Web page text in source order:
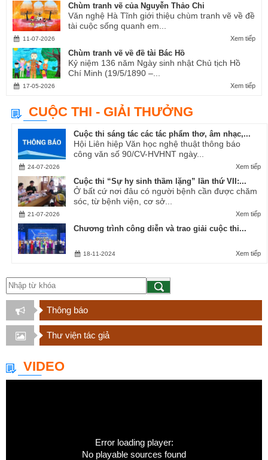
Chùm tranh vẽ của Nguyễn Thảo Chi
Văn nghệ Hà Tĩnh giới thiệu chùm tranh vẽ về đề
tài cuộc sống quanh em...
Xem tiếp
11-07-2026
Chùm tranh vẽ về đề tài Bác Hồ
Kỷ niệm 136 năm Ngày sinh nhật Chủ tịch Hồ
Chí Minh (19/5/1890 –...
Xem tiếp
17-05-2026
CUỘC THI - GIẢI THƯỞNG
Cuộc thi sáng tác các tác phẩm thơ, âm nhạc,...
Hội Liên hiệp Văn học nghệ thuật thông báo
công văn số 90/CV-HVHNT ngày...
Xem tiếp
24-07-2026
Cuộc thi “Sự hy sinh thầm lặng” lần thứ VII:...
Ở bất cứ nơi đâu có người bệnh cần được chăm
sóc, từ bệnh viện, cơ sở...
Xem tiếp
21-07-2026
Chương trình công diễn và trao giải cuộc thi...
Xem tiếp
18-11-2024
Thông báo
Thư viện tác giả
VIDEO
Error loading player:
No playable sources found